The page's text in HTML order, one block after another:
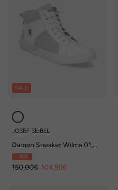
SALE
JOSEF SEIBEL
Damen Sneaker Wilma 01,
weiss-kombi
- 30%
150,00€ 104,95€